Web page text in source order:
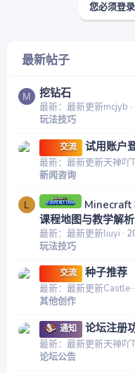
您必须登
最新帖子
M 挖钻石
最新：最新更新mcjyb
玩法技巧
交流 试用账户
最新：最新更新天禅吖
新闻咨询
L
Minecraft
课程地图与教学解
最新：最新更新liuyi
玩法技巧
交流 种子推荐
最新：最新更新Castle
其他创作
通知 论坛注册
最新：最新更新天禅吖
论坛公告